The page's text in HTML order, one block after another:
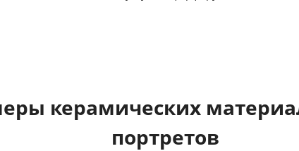
керамических
портретов